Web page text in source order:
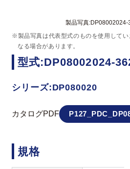
製品写真:DP08002024-
※製品写真は代表型式のものを使用して
なる場合があります。
型式:DP08002024-
シリーズ:DP080020
カタログPDF
規格